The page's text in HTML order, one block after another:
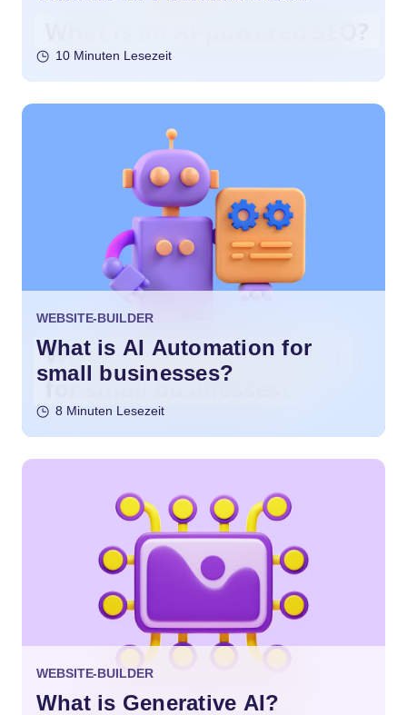
10 Minuten Lesezeit
WEBSITE-BUILDER
What is AI Automation for
small businesses?
8 Minuten Lesezeit
WEBSITE-BUILDER
What is Generative AI?